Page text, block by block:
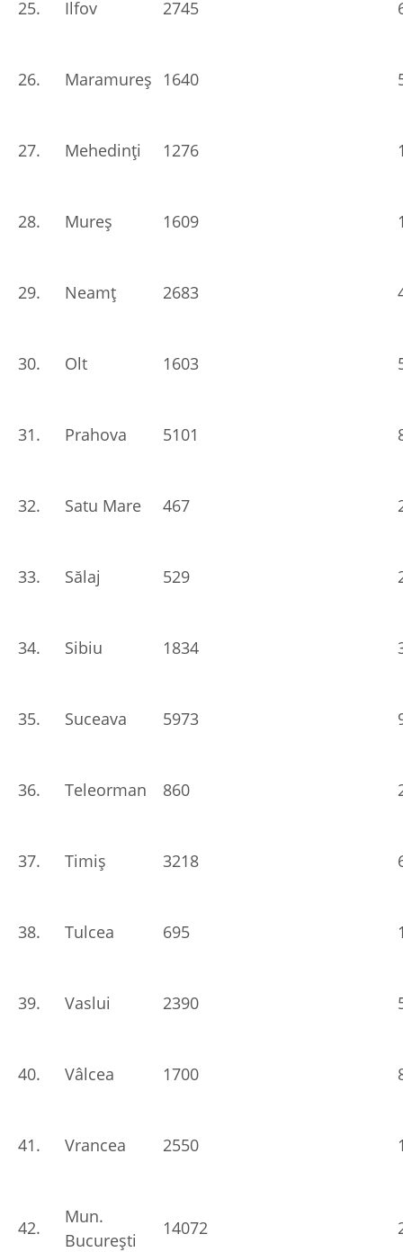
25. Ilfov 2745
26. Maramureș 1640
27. Mehedinți 1276
28. Mureș 1609
29. Neamț 2683
30. Olt 1603
31. Prahova 5101
32. Satu Mare 467
33. Sălaj 529
34. Sibiu 1834
35. Suceava 5973
36. Teleorman 860
37. Timiș 3218
38. Tulcea 695
39. Vaslui 2390
40. Vâlcea 1700
41. Vrancea 2550
42.
Mun.
București
14072